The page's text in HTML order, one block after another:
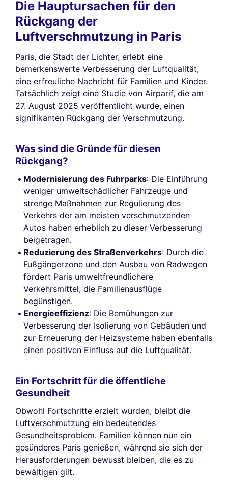
Die Hauptursachen für den
Rückgang der
Luftverschmutzung in Paris
Paris, die Stadt der Lichter, erlebt eine
bemerkenswerte Verbesserung der Luftqualität,
eine erfreuliche Nachricht für Familien und Kinder.
Tatsächlich zeigt eine Studie von Airparif, die am
27. August 2025 veröffentlicht wurde, einen
signifikanten Rückgang der Verschmutzung.
Was sind die Gründe für diesen
Rückgang?
Modernisierung des Fuhrparks: Die Einführung
weniger umweltschädlicher Fahrzeuge und
strenge Maßnahmen zur Regulierung des
Verkehrs der am meisten verschmutzenden
Autos haben erheblich zu dieser Verbesserung
beigetragen.
Reduzierung des Straßenverkehrs: Durch die
Fußgängerzone und den Ausbau von Radwegen
fördert Paris umweltfreundlichere
Verkehrsmittel, die Familienausflüge
begünstigen.
Energieeffizienz: Die Bemühungen zur
Verbesserung der Isolierung von Gebäuden und
zur Erneuerung der Heizsysteme haben ebenfalls
einen positiven Einfluss auf die Luftqualität.
Ein Fortschritt für die öffentliche
Gesundheit
Obwohl Fortschritte erzielt wurden, bleibt die
Luftverschmutzung ein bedeutendes
Gesundheitsproblem. Familien können nun ein
gesünderes Paris genießen, während sie sich der
Herausforderungen bewusst bleiben, die es zu
bewältigen gilt.